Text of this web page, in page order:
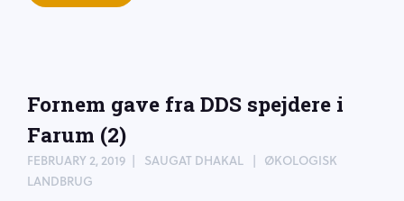
Fornem gave fra DDS spejdere i
Farum (2)
FEBRUARY 2, 2019 SAUGAT DHAKAL
ØKOLOGISK
LANDBRUG